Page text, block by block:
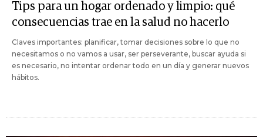
Tips para un hogar ordenado y limpio: qué
consecuencias trae en la salud no hacerlo
Claves importantes: planificar, tomar decisiones sobre lo que no
necesitamos o no vamos a usar, ser perseverante, buscar ayuda si
es necesario, no intentar ordenar todo en un día y generar nuevos
hábitos.